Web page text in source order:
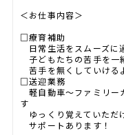
＜お仕事内容＞
□療育補助
日常生活をスムーズに
子どもたちの苦手を一
苦手を無くしていける
□送迎業務
軽自動車～ファミリー
す
ゆっくり覚えていただ
サポートあります！